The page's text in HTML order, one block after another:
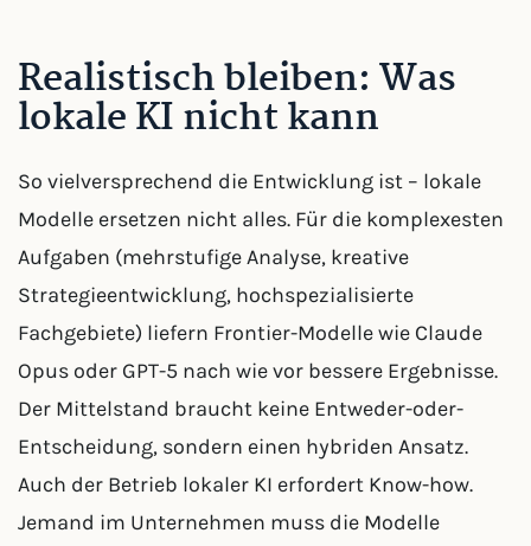
Realistisch bleiben: Was
lokale KI nicht kann
So vielversprechend die Entwicklung ist – lokale
Modelle ersetzen nicht alles. Für die komplexesten
Aufgaben (mehrstufige Analyse, kreative
Strategieentwicklung, hochspezialisierte
Fachgebiete) liefern Frontier-Modelle wie Claude
Opus oder GPT-5 nach wie vor bessere Ergebnisse.
Der Mittelstand braucht keine Entweder-oder-
Entscheidung, sondern einen hybriden Ansatz.
Auch der Betrieb lokaler KI erfordert Know-how.
Jemand im Unternehmen muss die Modelle